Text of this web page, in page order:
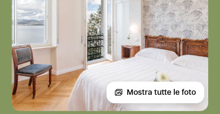
Mostra tutte le foto